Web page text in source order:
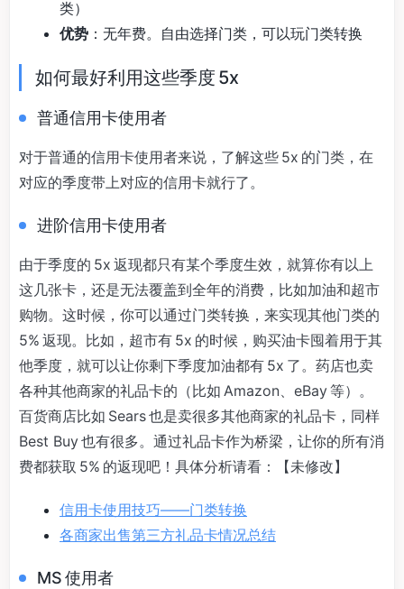
类）
优势 ：无年费。自由选择门类，可以玩门类转换
如何最好利用这些季度 5x
普通信用卡使用者
对于普通的信用卡使用者来说，了解这些 5x 的门类，在
对应的季度带上对应的信用卡就行了。
进阶信用卡使用者
由于季度的 5x 返现都只有某个季度生效，就算你有以上
这几张卡，还是无法覆盖到全年的消费，比如加油和超市
购物。这时候，你可以通过门类转换，来实现其他门类的
5% 返现。比如，超市有 5x 的时候，购买油卡囤着用于其
他季度，就可以让你剩下季度加油都有 5x 了。药店也卖
各种其他商家的礼品卡的（比如 Amazon、eBay 等）。
百货商店比如 Sears 也是卖很多其他商家的礼品卡，同样
Best Buy 也有很多。通过礼品卡作为桥梁，让你的所有消
费都获取 5% 的返现吧！具体分析请看：【未修改】
信用卡使用技巧——门类转换
各商家出售第三方礼品卡情况总结
MS 使用者